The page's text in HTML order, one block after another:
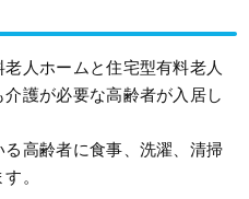
人ホームと住宅型有料老人
護が必要な高齢者が入居し
高齢者に食事、洗濯、清掃
。